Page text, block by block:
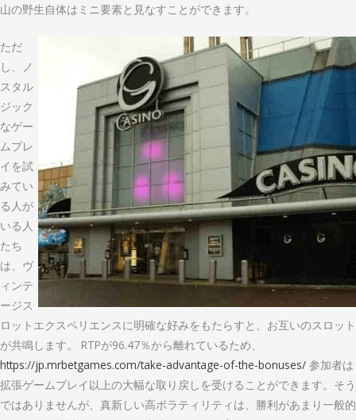
山の野生自体はミニ要素と見なすことができます。
ただ
し、ノ
スタル
ジック
なゲー
ムプレ
イを試
みてい
る人が
いる人
たち
は、ヴ
ィンテ
ージス
ロットエクスペリエンスに明確な好みをもたらすと、お互いのスロット
が共鳴します。 RTPが96.47％から離れているため、
https://jp.mrbetgames.com/take-advantage-of-the-bonuses/ 参加者は
拡張ゲームプレイ以上の大幅な取り戻しを受けることができます。そう
ではありませんが、真新しい高ボラティリティは、勝利があまり一般的